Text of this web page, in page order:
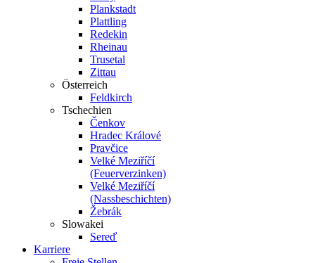
Plankstadt
Plattling
Redekin
Rheinau
Trusetal
Zittau
Österreich
Feldkirch
Tschechien
Čenkov
Hradec Králové
Pravčice
Velké Meziříčí
(Feuerverzinken)
Velké Meziříčí
(Nassbeschichten)
Žebrák
Slowakei
Sereď
Karriere